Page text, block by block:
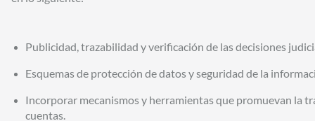
Publicidad, trazabilidad y verificación de las decisiones
Esquemas de protección de datos y seguridad de la
Incorporar mecanismos y herramientas que promuevan la
cuentas.